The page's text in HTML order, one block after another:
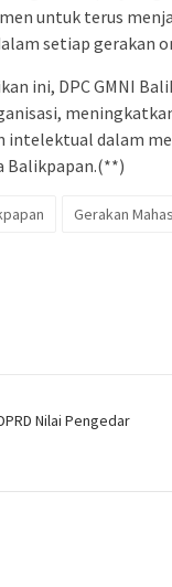
untuk terus
setiap gerakan
ini, DPC GMNI
intelektual dalam
Balikpapan.(**)
Gerakan
Nilai Pengedar